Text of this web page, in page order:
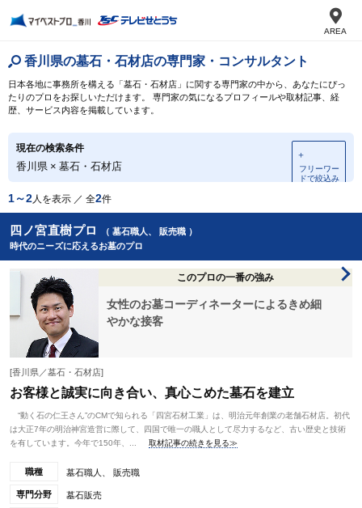
AREA
香川県の墓石・石材店の専門家・コンサルタント
日本各地に事務所を構える「墓石・石材店」に関する専門家の中から、あなたにぴっ
たりのプロをお探しいただけます。 専門家の気になるプロフィールや取材記事、経
歴、サービス内容を掲載しています。
現在の検索条件
香川県 × 墓石・石材店
＋
フリーワー
ドで絞込み
1～2人を表示 ／ 全2件
四ノ宮直樹プロ
（ 墓石職人、 販売職 ）
時代のニーズに応えるお墓のプロ
このプロの一番の強み
女性のお墓コーディネーターによるきめ細
やかな接客
[香川県／墓石・石材店]
お客様と誠実に向き合い、真心こめた墓石を建立
“動く石の仁王さん”のCMで知られる「四宮石材工業」は、明治元年創業の老舗石材店。初代
は大正7年の明治神宮造営に際して、四国で唯一の職人として尽力するなど、古い歴史と技術
を有しています。今年で150年、...
取材記事の続きを見る≫
職種 墓石職人、 販売職
専門分野 墓石販売